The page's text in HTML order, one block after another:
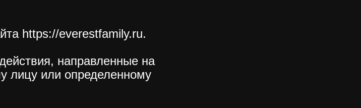
https://everestfamily.ru.
направленные на
лицу или определенному